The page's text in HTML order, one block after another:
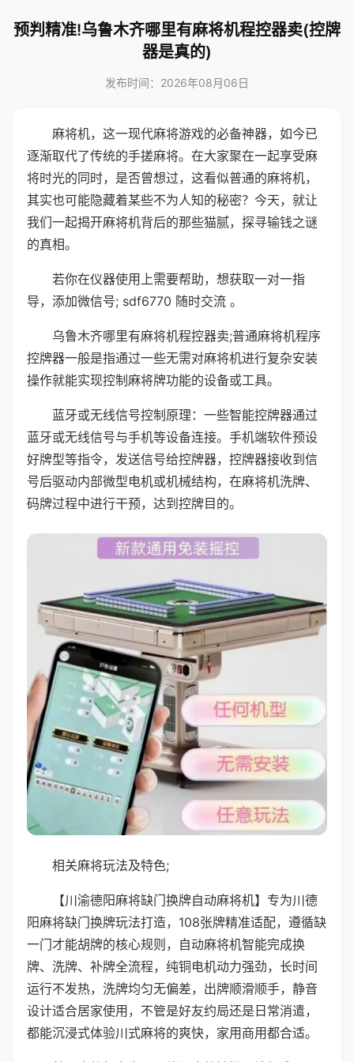
预判精准!乌鲁木齐哪里有麻将机程控器卖(控牌
器是真的)
发布时间：2026年08月06日
麻将机，这一现代麻将游戏的必备神器，如今已
逐渐取代了传统的手搓麻将。在大家聚在一起享受麻
将时光的同时，是否曾想过，这看似普通的麻将机，
其实也可能隐藏着某些不为人知的秘密？今天，就让
我们一起揭开麻将机背后的那些猫腻，探寻输钱之谜
的真相。
若你在仪器使用上需要帮助，想获取一对一指
导，添加微信号; sdf6770 随时交流 。
乌鲁木齐哪里有麻将机程控器卖;普通麻将机程序
控牌器一般是指通过一些无需对麻将机进行复杂安装
操作就能实现控制麻将牌功能的设备或工具。
蓝牙或无线信号控制原理：一些智能控牌器通过
蓝牙或无线信号与手机等设备连接。手机端软件预设
好牌型等指令，发送信号给控牌器，控牌器接收到信
号后驱动内部微型电机或机械结构，在麻将机洗牌、
码牌过程中进行干预，达到控牌目的。
相关麻将玩法及特色;
【川渝德阳麻将缺门换牌自动麻将机】专为川德
阳麻将缺门换牌玩法打造，108张牌精准适配，遵循缺
一门才能胡牌的核心规则，自动麻将机智能完成换
牌、洗牌、补牌全流程，纯铜电机动力强劲，长时间
运行不发热，洗牌均匀无偏差，出牌顺滑顺手，静音
设计适合居家使用，不管是好友约局还是日常消遣，
都能沉浸式体验川式麻将的爽快，家用商用都合适。